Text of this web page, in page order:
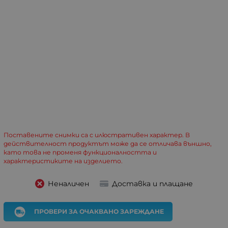
Поставените снимки са с илюстративен характер. В
действителност продуктът може да се отличава външно,
като това не променя функционалността и
характеристиките на изделието.
Неналичен Доставка и плащане
ПРОВЕРИ ЗА ОЧАКВАНО ЗАРЕЖДАНЕ